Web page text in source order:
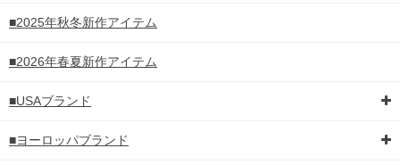
■2025年秋冬新作アイテム
■2026年春夏新作アイテム
■USAブランド
■ヨーロッパブランド